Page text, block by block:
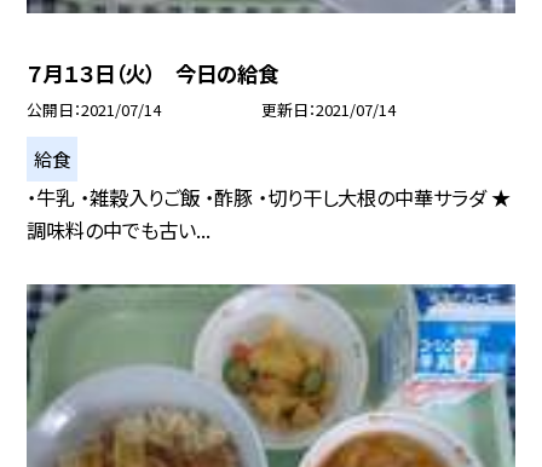
７月１３日（火） 今日の給食
公開日 2021/07/14 更新日 2021/07/14
給食
・牛乳 ・雑穀入りご飯 ・酢豚 ・切り干し大根の中華サラダ ★
調味料の中でも古い...